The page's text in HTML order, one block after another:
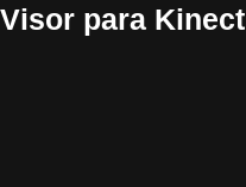
Visor para Kinect